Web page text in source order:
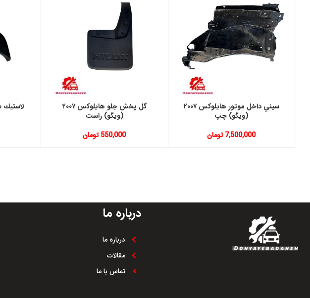
سيني داخل موتور هايلوكس ٢٠٠٧
(ويگو) چپ
7,500,000 تومان
گل پخش جلو هايلوكس ٢٠٠٧
(ويگو) راست
550,000 تومان
درباره ما
درباره ما
مقالات
تماس با ما